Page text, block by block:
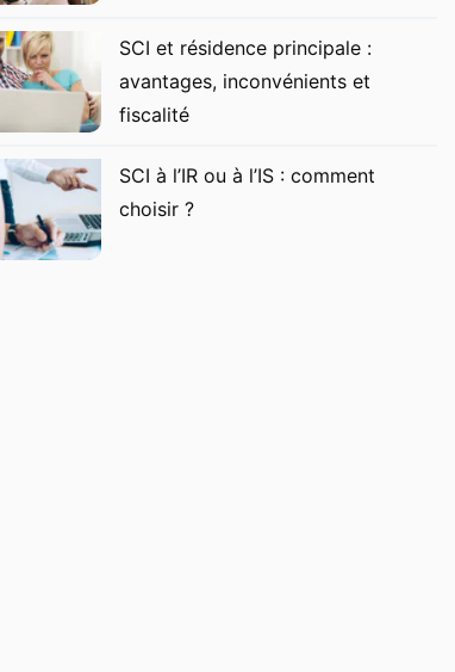
SCI et résidence principale :
avantages, inconvénients et
fiscalité
SCI à l’IR ou à l’IS : comment
choisir ?